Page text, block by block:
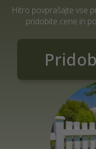
Hitro povprašajte vse
pridobite cene in